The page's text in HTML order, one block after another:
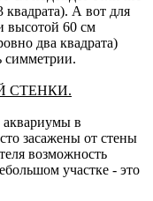
квадрата). А вот для
высотой 60 см
два квадрата)
симметрии.
СТЕНКИ.
в
засажены от стены
возможность
участке - это